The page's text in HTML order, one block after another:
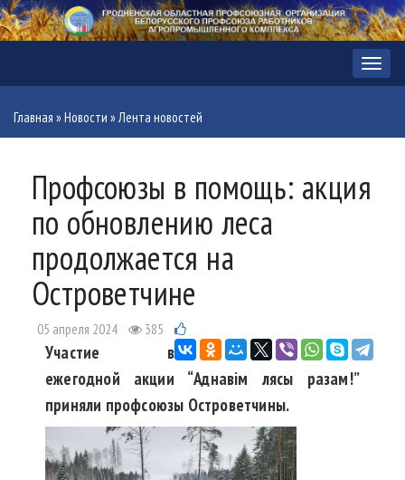
Меню
Главная »Новости »Лента новостей
Профсоюзы в помощь: акция
по обновлению леса
продолжается на
Островетчине
05 апреля 2024 385
Участие в
ежегодной акции “Аднавім лясы разам!”
приняли профсоюзы Островетчины.